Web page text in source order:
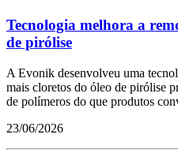
Tecnologia melhora a
de pirólise
A Evonik desenvolveu uma
mais cloretos do óleo de pirólise
de polímeros do que produtos
23/06/2026